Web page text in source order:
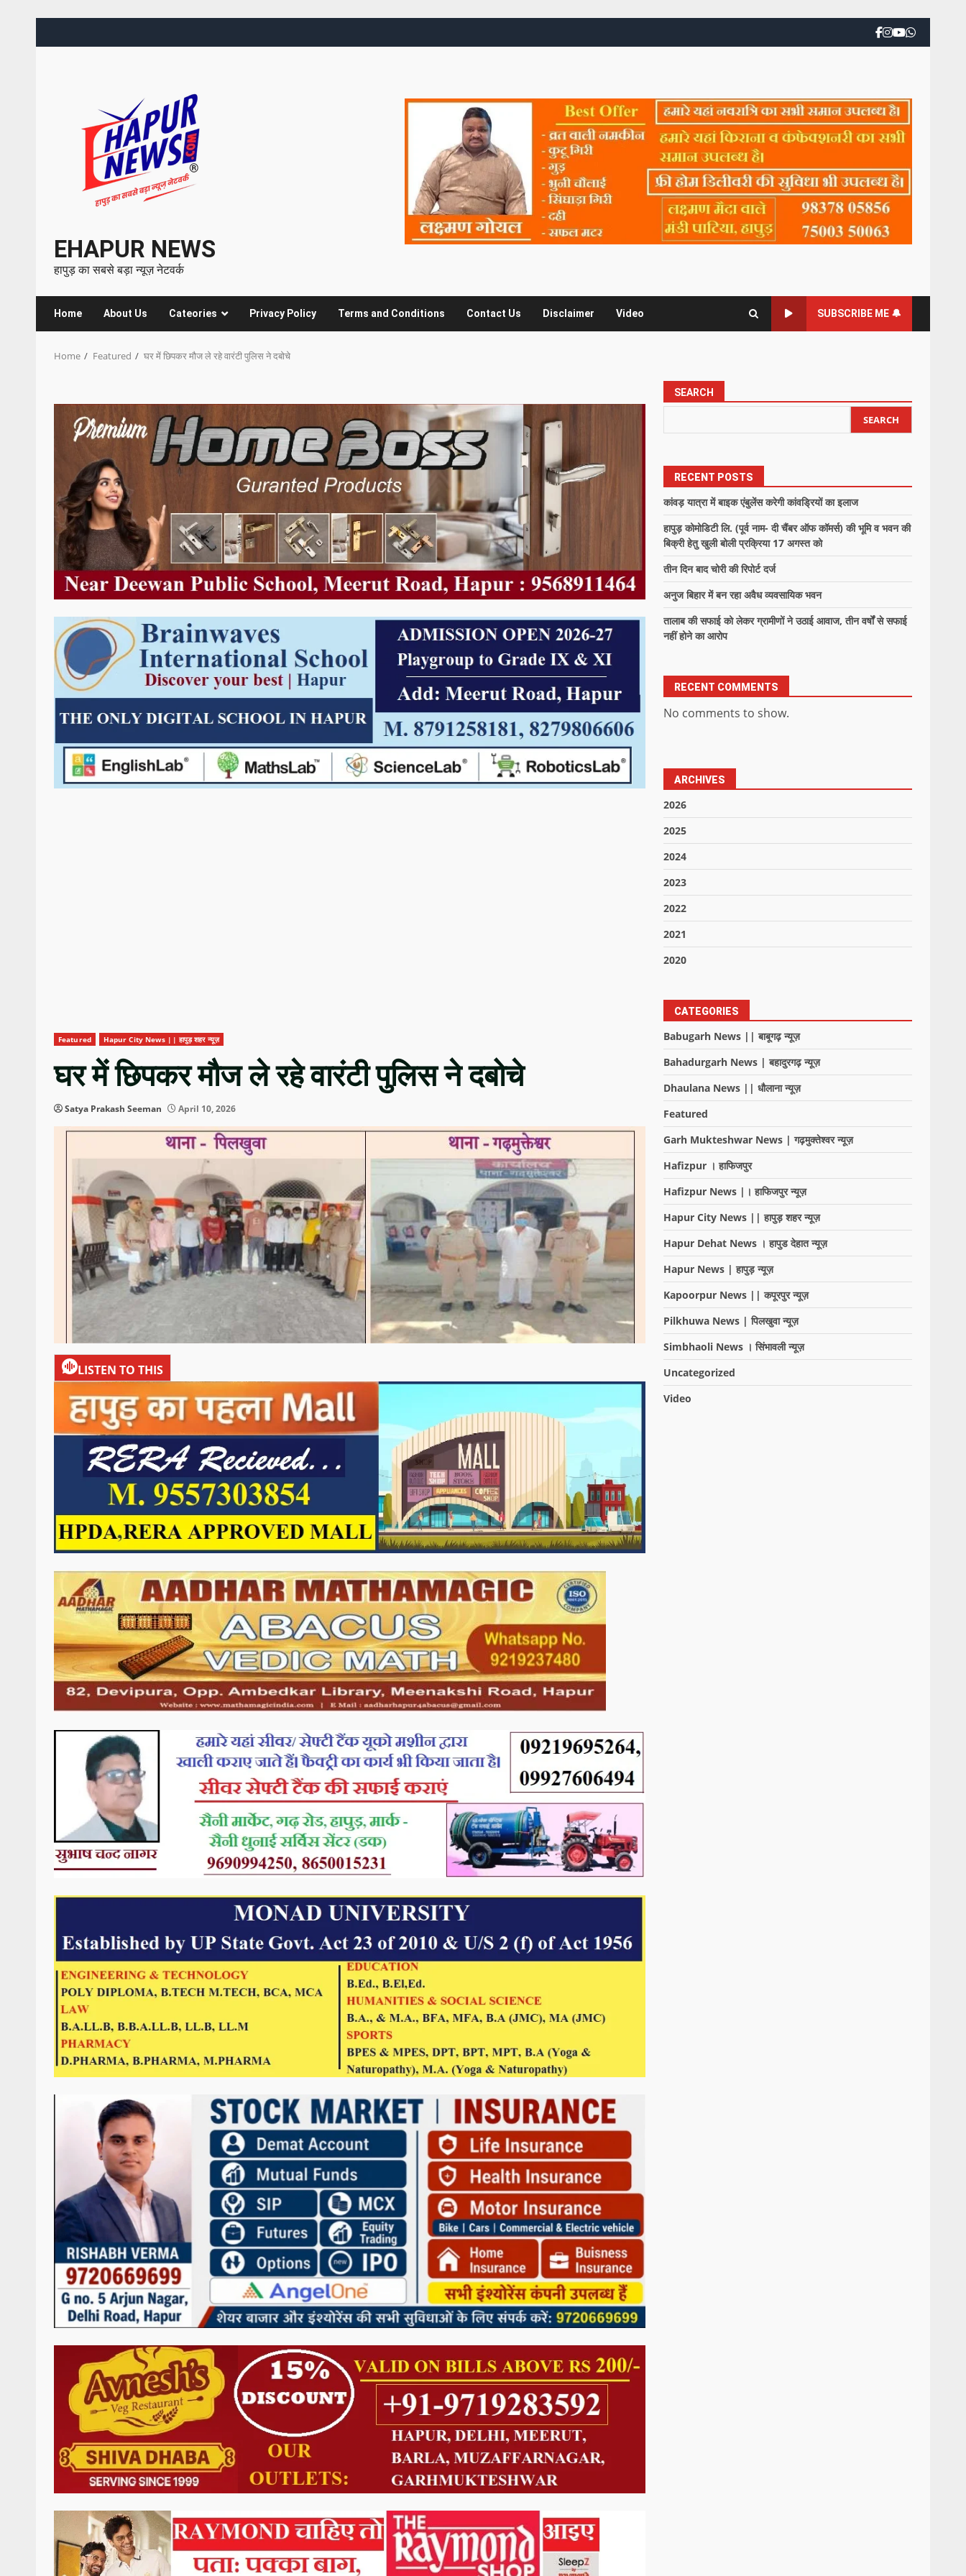
EHAPUR NEWS
हापुड़ का सबसे बड़ा न्यूज़ नेटवर्क
Home About Us Cateories Privacy Policy Terms and Conditions Contact Us Disclaimer Video SUBSCRIBE ME 🔔
Home Featured घर में छिपकर मौज ले रहे वारंटी पुलिस ने दबोचे
Featured Hapur City News || हापुड़ शहर न्यूज़
घर में छिपकर मौज ले रहे वारंटी पुलिस ने दबोचे
Satya Prakash Seeman April 10, 2026
LISTEN TO THIS
SEARCH
SEARCH
RECENT POSTS
कांवड़ यात्रा में बाइक एंबुलेंस करेगी कांवड्रियों का इलाज
हापुड़ कोमोडिटी लि. (पूर्व नाम- दी चैंबर ऑफ कॉमर्स) की भूमि व भवन की
बिक्री हेतु खुली बोली प्रक्रिया 17 अगस्त को
तीन दिन बाद चोरी की रिपोर्ट दर्ज
अनुज बिहार में बन रहा अवैध व्यवसायिक भवन
तालाब की सफाई को लेकर ग्रामीणों ने उठाई आवाज, तीन वर्षों से सफाई
नहीं होने का आरोप
RECENT COMMENTS
No comments to show.
ARCHIVES
2026
2025
2024
2023
2022
2021
2020
CATEGORIES
Babugarh News || बाबूगढ़ न्यूज़
Bahadurgarh News | बहादुरगढ़ न्यूज़
Dhaulana News || धौलाना न्यूज़
Featured
Garh Mukteshwar News | गढ़मुक्तेश्वर न्यूज़
Hafizpur । हाफिजपुर
Hafizpur News |। हाफिजपुर न्यूज़
Hapur City News || हापुड़ शहर न्यूज़
Hapur Dehat News । हापुड देहात न्यूज़
Hapur News | हापुड़ न्यूज़
Kapoorpur News || कपूरपुर न्यूज़
Pilkhuwa News | पिलखुवा न्यूज़
Simbhaoli News । सिंभावली न्यूज़
Uncategorized
Video